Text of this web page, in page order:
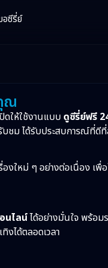
ซีรี่ย์
ณ
ดให้ใช้งานแบบ ดูซีรี่ย์ฟรี
บชม ได้รับประสบการณ์ที่ดี
องใหม่ ๆ อย่างต่อเนื่อง เ
นไลน์ได้อย่างมั่นใจ พร้อม
ได้ตลอดเวลา